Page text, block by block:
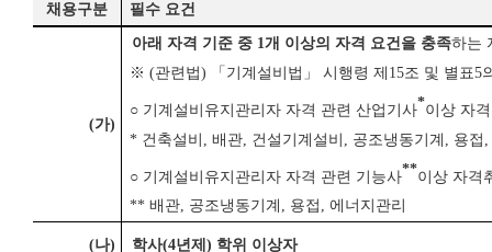
채용구분 필수 요건
(가)
아래 자격 기준 중 1개 이상의 자격 요건을 충족하는
※ (관련법) 「 기계설비법 」 시행령 제 15조 및 별표5
○ 기계설비유지관리자 자격 관련 산업기사*이상 자
* 건축설비 배관, 건설기계설비 공조냉동기계 용접
○ 기계설비유지관리자 자격 관련 기능사**이상 자격
** 배관, 공조냉동기계 , 용접 , 에너지관리
(나) 학사(4년제) 학위 이상자